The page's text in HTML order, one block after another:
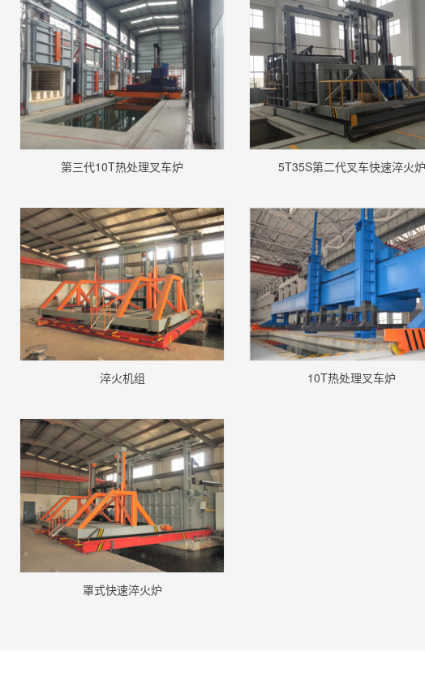
第三代10T热处理叉车炉 5T35S第二代叉车快速淬火炉
淬火机组 10T热处理叉车炉
罩式快速淬火炉